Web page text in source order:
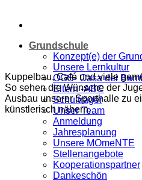
Grundschule
Konzept(e) der
Unsere Lernkultur
OGS- Casa dei
Eltern -ABC
Schulträger
Unser Team
Anmeldung
Jahresplanung
Unsere MOmeNTE
Stellenangebote
Kooperationspartner
Dankeschön
Kuppelbau, Café und viele
So sehen die Wünsche der
Ausbau unserer Sporthalle zu
künstlerisch nähern.